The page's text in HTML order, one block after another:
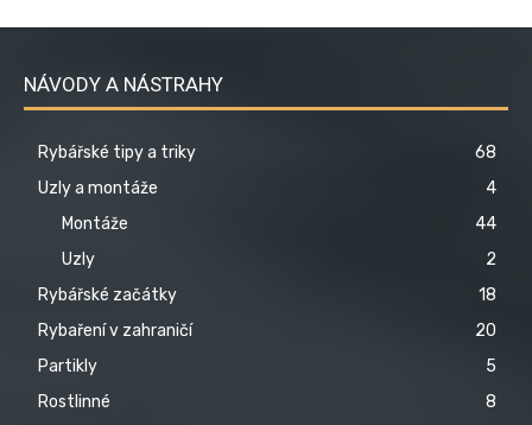
NÁVODY A NÁSTRAHY
Rybářské tipy a triky
68
Uzly a montáže
4
Montáže
44
Uzly
2
Rybářské začátky
18
Rybaření v zahraničí
20
Partikly
5
Rostlinné
8